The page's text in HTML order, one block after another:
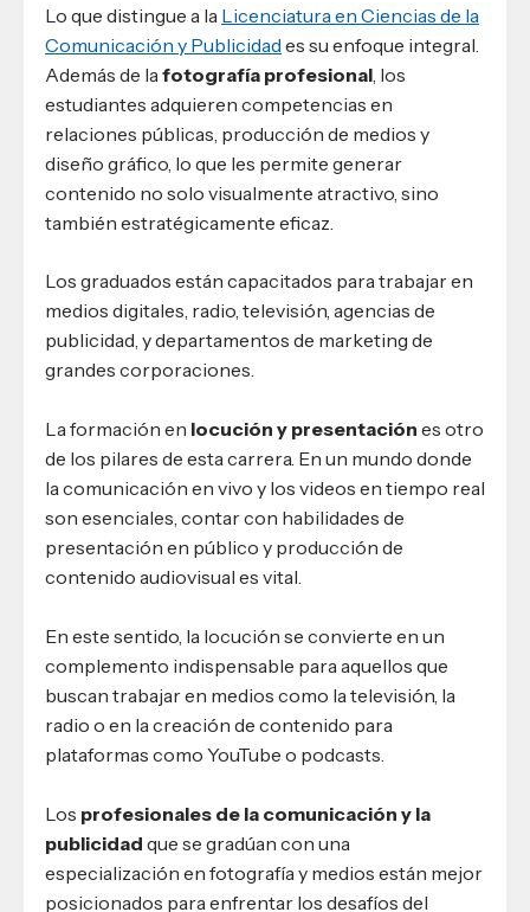
Lo que distingue a la Licenciatura en Ciencias de la
Comunicación y Publicidad es su enfoque integral.
Además de la fotografía profesional , los
estudiantes adquieren competencias en
relaciones públicas, producción de medios y
diseño gráfico, lo que les permite generar
contenido no solo visualmente atractivo, sino
también estratégicamente eficaz.
Los graduados están capacitados para trabajar en
medios digitales, radio, televisión, agencias de
publicidad, y departamentos de marketing de
grandes corporaciones.
La formación en locución y presentación es otro
de los pilares de esta carrera. En un mundo donde
la comunicación en vivo y los videos en tiempo real
son esenciales, contar con habilidades de
presentación en público y producción de
contenido audiovisual es vital.
En este sentido, la locución se convierte en un
complemento indispensable para aquellos que
buscan trabajar en medios como la televisión, la
radio o en la creación de contenido para
plataformas como YouTube o podcasts.
Los profesionales de la comunicación y la
publicidad que se gradúan con una
especialización en fotografía y medios están mejor
posicionados para enfrentar los desafíos del